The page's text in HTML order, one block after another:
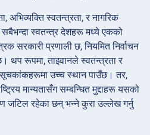
अभिव्यक्ति स्वतन्त्रता, र नागरिक
सबैभन्दा स्वतन्त्र देशहरू मध्ये एकको
सरकारी प्रणाली छ, नियमित निर्वाचन
थप रूपमा, ताइवानले स्वतन्त्रता र
सूचकांकहरूमा उच्च स्थान पाउँछ। तर,
मान्यतासँग सम्बन्धित मुद्दाहरू यसको
जटिल रहेका छन् भन्ने कुरा उल्लेख गर्नु